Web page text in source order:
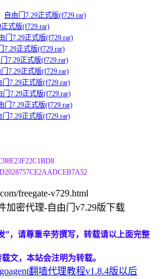
自由门7.29正式版(f729.rar)
式版(f729.rar)
门7.29正式版(f729.rar)
7.29正式版(f729.rar)
7.29正式版(f729.rar)
门7.29正式版(f729.rar)
门7.29正式版(f729.rar)
门7.29正式版(f729.rar)
门7.29正式版(f729.rar)
门7.29正式版(f729.rar)
freegate-v729.html
加密代理-自由门v7.29版下载
”，请尊重辛劳撰写，转载请以上面完整
文，本站会注明为转载。
翻墙代理教程v1.8.4版以后